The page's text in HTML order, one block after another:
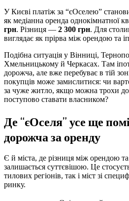
У Києві платіж за “єОселею”
як медіанна оренда однокімнатної
грн. Різниця — 2 300 грн. Для
виглядає як прірва між орендою та
Подібна ситуація у Вінниці,
Хмельницькому й Черкасах. Там
дорожча, але вже перебуває в тій
покупців може замислитися: чи
за чуже житло, якщо можна трохи
поступово ставати власником?
Де “єОселя” усе ще
дорожча за оренду
Є й міста, де різниця між орендою
залишається суттєвішою. Це
тилових регіонів, так і міст зі
ринку.